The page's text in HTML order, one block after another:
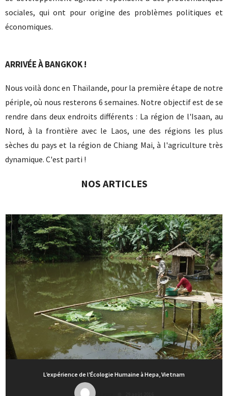
sociales, qui ont pour origine des problèmes politiques et
économiques.
ARRIVÉE À BANGKOK !
Nous voilà donc en Thaïlande, pour la première étape de notre
périple, où nous resterons 6 semaines. Notre objectif est de se
rendre dans deux endroits différents : La région de l'Isaan, au
Nord, à la frontière avec le Laos, une des régions les plus
sèches du pays et la région de Chiang Mai, à l'agriculture très
dynamique. C'est parti !
NOS ARTICLES
L’expérience de l’Écologie Humaine à Hepa, Vietnam